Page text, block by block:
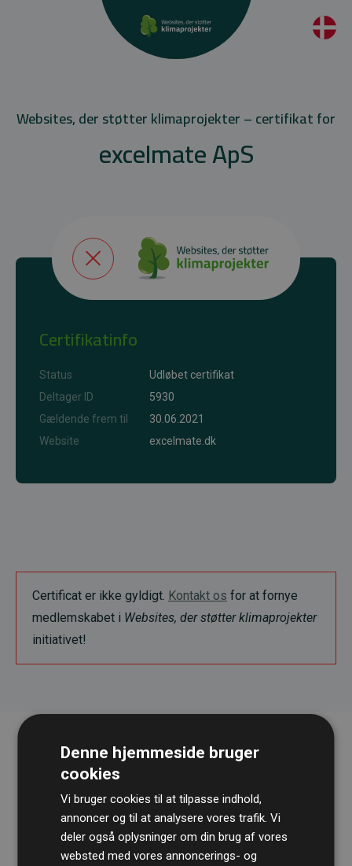
Websites, der støtter klimaprojekter – certifikat for
excelmate ApS
Certifikatinfo
Status
Udløbet certifikat
Deltager ID
5930
Gældende frem til
30.06.2021
Website
excelmate.dk
Certificat er ikke gyldigt. Kontakt os for at fornye
medlemskabet i Websites, der støtter klimaprojekter
initiativet!
RevisionshusetBDOgennemgår løbende vores
Denne hjemmeside bruger
cookies
Vi bruger cookies til at tilpasse indhold,
annoncer og til at analysere vores trafik. Vi
deler også oplysninger om din brug af vores
websted med vores annoncerings- og